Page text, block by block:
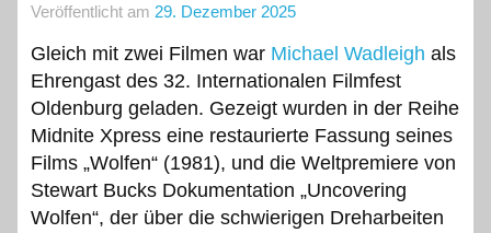
Veröffentlicht am 29. Dezember 2025
Gleich mit zwei Filmen war Michael Wadleigh als
Ehrengast des 32. Internationalen Filmfest
Oldenburg geladen. Gezeigt wurden in der Reihe
Midnite Xpress eine restaurierte Fassung seines
Films „Wolfen“ (1981), und die Weltpremiere von
Stewart Bucks Dokumentation „Uncovering
Wolfen“, der über die schwierigen Dreharbeiten